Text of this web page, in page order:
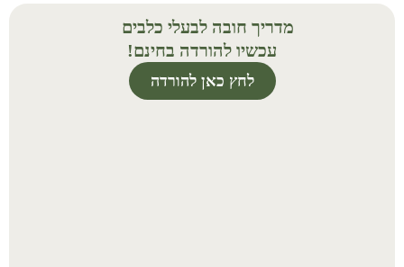
מדריך חובה לבעלי כלבים
עכשיו להורדה בחינם!
לחץ כאן להורדה